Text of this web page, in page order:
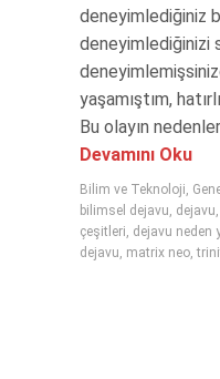
deneyimlediğiniz
deneyimlediğinizi
yaşamıştım,
Bu olayın
Devamını Oku
Bilim ve Teknoloji,
bilimsel dejavu, dejavu,
çeşitleri, dejavu neden
dejavu, matrix neo,